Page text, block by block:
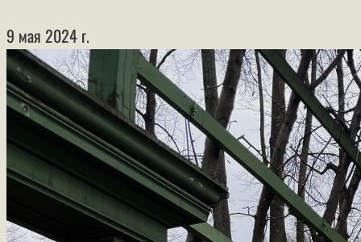
9 мая 2024 г.